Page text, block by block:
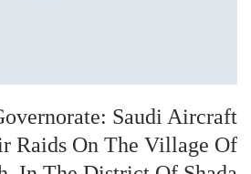
Saudi Aircraft
Raids On The Village Of